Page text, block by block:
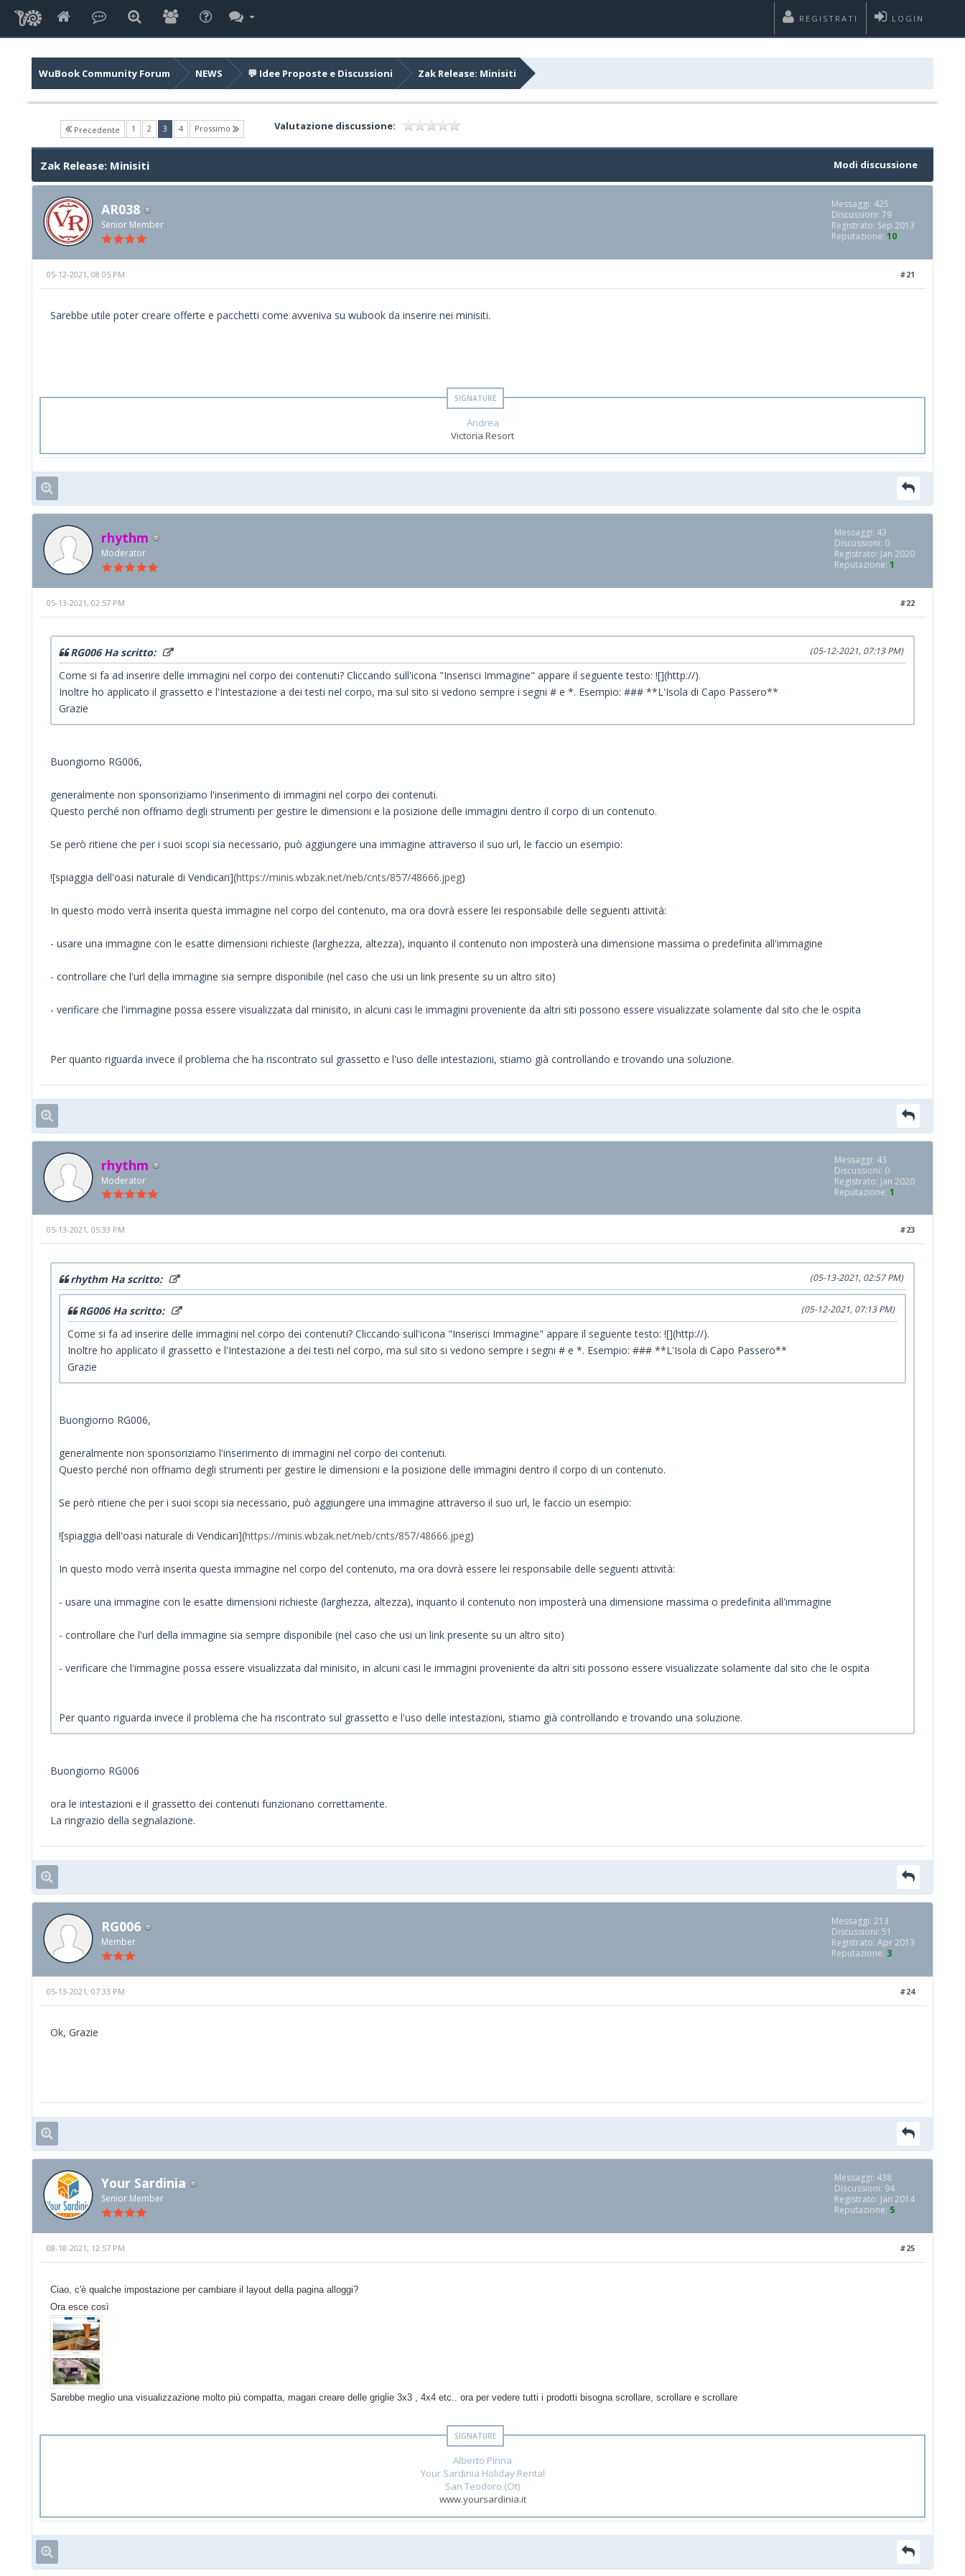
LOGIN
REGISTRATI
WuBook Community Forum NEWS 💬 Idee Proposte e Discussioni Zak Release: Minisiti
Precedente 1 2 3(current)
4 Prossimo Valutazione discussione:
Modi discussione
Zak Release: Minisiti
AR038
Senior Member
Messaggi: 425
Discussioni: 79
Registrato: Sep 2013
Reputazione: 10
#21
05-12-2021, 08:05 PM
Sarebbe utile poter creare offerte e pacchetti come avveniva su wubook da inserire nei minisiti.
Andrea
Victoria Resort
rhythm
Moderator
Messaggi: 43
Discussioni: 0
Registrato: Jan 2020
Reputazione: 1
#22
05-13-2021, 02:57 PM
(05-12-2021, 07:13 PM)
RG006 Ha scritto:
Come si fa ad inserire delle immagini nel corpo dei contenuti? Cliccando sull'icona "Inserisci Immagine" appare il seguente testo: ![](http://).
Inoltre ho applicato il grassetto e l'Intestazione a dei testi nel corpo, ma sul sito si vedono sempre i segni # e *. Esempio: ### **L'Isola di Capo Passero**
Grazie
Buongiorno RG006,
generalmente non sponsoriziamo l'inserimento di immagini nel corpo dei contenuti.
Questo perché non offriamo degli strumenti per gestire le dimensioni e la posizione delle immagini dentro il corpo di un contenuto.
Se però ritiene che per i suoi scopi sia necessario, può aggiungere una immagine attraverso il suo url, le faccio un esempio:
![spiaggia dell'oasi naturale di Vendicari](https://minis.wbzak.net/neb/cnts/857/48666.jpeg)
In questo modo verrà inserita questa immagine nel corpo del contenuto, ma ora dovrà essere lei responsabile delle seguenti attività:
- usare una immagine con le esatte dimensioni richieste (larghezza, altezza), inquanto il contenuto non imposterà una dimensione massima o predefinita all'immagine
- controllare che l'url della immagine sia sempre disponibile (nel caso che usi un link presente su un altro sito)
- verificare che l'immagine possa essere visualizzata dal minisito, in alcuni casi le immagini proveniente da altri siti possono essere visualizzate solamente dal sito che le ospita
Per quanto riguarda invece il problema che ha riscontrato sul grassetto e l'uso delle intestazioni, stiamo già controllando e trovando una soluzione.
rhythm
Moderator
Messaggi: 43
Discussioni: 0
Registrato: Jan 2020
Reputazione: 1
#23
05-13-2021, 05:33 PM
(05-13-2021, 02:57 PM)
rhythm Ha scritto:
(05-12-2021, 07:13 PM)
RG006 Ha scritto:
Come si fa ad inserire delle immagini nel corpo dei contenuti? Cliccando sull'icona "Inserisci Immagine" appare il seguente testo: ![](http://).
Inoltre ho applicato il grassetto e l'Intestazione a dei testi nel corpo, ma sul sito si vedono sempre i segni # e *. Esempio: ### **L'Isola di Capo Passero**
Grazie
Buongiorno RG006,
generalmente non sponsoriziamo l'inserimento di immagini nel corpo dei contenuti.
Questo perché non offriamo degli strumenti per gestire le dimensioni e la posizione delle immagini dentro il corpo di un contenuto.
Se però ritiene che per i suoi scopi sia necessario, può aggiungere una immagine attraverso il suo url, le faccio un esempio:
![spiaggia dell'oasi naturale di Vendicari](https://minis.wbzak.net/neb/cnts/857/48666.jpeg)
In questo modo verrà inserita questa immagine nel corpo del contenuto, ma ora dovrà essere lei responsabile delle seguenti attività:
- usare una immagine con le esatte dimensioni richieste (larghezza, altezza), inquanto il contenuto non imposterà una dimensione massima o predefinita all'immagine
- controllare che l'url della immagine sia sempre disponibile (nel caso che usi un link presente su un altro sito)
- verificare che l'immagine possa essere visualizzata dal minisito, in alcuni casi le immagini proveniente da altri siti possono essere visualizzate solamente dal sito che le ospita
Per quanto riguarda invece il problema che ha riscontrato sul grassetto e l'uso delle intestazioni, stiamo già controllando e trovando una soluzione.
Buongiorno RG006
ora le intestazioni e il grassetto dei contenuti funzionano correttamente.
La ringrazio della segnalazione.
RG006
Member
Messaggi: 213
Discussioni: 51
Registrato: Apr 2013
Reputazione: 3
#24
05-13-2021, 07:33 PM
Ok, Grazie
Your Sardinia
Senior Member
Messaggi: 438
Discussioni: 94
Registrato: Jan 2014
Reputazione: 5
#25
08-18-2021, 12:57 PM
Ciao, c'è qualche impostazione per cambiare il layout della pagina alloggi?
Ora esce così
Sarebbe meglio una visualizzazione molto più compatta, magari creare delle griglie 3x3 , 4x4 etc.. ora per vedere tutti i prodotti bisogna scrollare, scrollare e scrollare
Alberto Pinna
Your Sardinia Holiday Rental
San Teodoro (Ot)
www.yoursardinia.it